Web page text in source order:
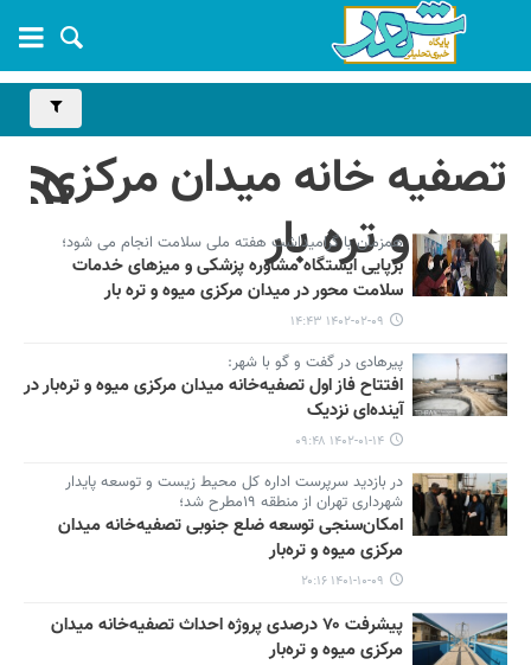
تصفیه خانه میدان مرکزی
میوه و تره بار
همزمان با گرامیداشت هفته ملی سلامت انجام می شود؛
برپایی ایستگاه مشاوره پزشکی و میزهای خدمات
سلامت محور در میدان مرکزی میوه و تره بار
۱۴۰۲-۰۲-۰۹ ۱۴:۴۳
پیرهادی در گفت و گو با شهر:
افتتاح فاز اول تصفیه‌خانه میدان مرکزی میوه و تره‌بار در
آینده‌ای نزدیک
۱۴۰۲-۰۱-۱۴ ۰۹:۴۸
در بازدید سرپرست اداره کل محیط زیست و توسعه پایدار
شهرداری تهران از منطقه ۱۹مطرح شد؛
امکان‌سنجی توسعه ضلع جنوبی تصفیه‌خانه میدان
مرکزی میوه و تره‌بار
۱۴۰۱-۱۰-۰۹ ۲۰:۱۶
پیشرفت ۷۰ درصدی پروژه احداث تصفیه‌خانه میدان
مرکزی میوه و تره‌بار